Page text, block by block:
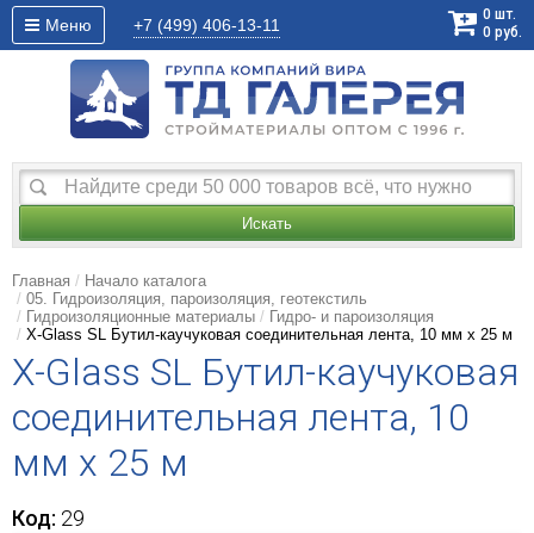
Меню +7 (499) 406-13-11
0 шт.
0 руб.
Искать
Главная
Начало каталога
05. Гидроизоляция, пароизоляция, геотекстиль
Гидроизоляционные материалы
Гидро- и пароизоляция
X-Glass SL Бутил-каучуковая соединительная лента, 10 мм х 25 м
X-Glass SL Бутил-каучуковая
соединительная лента, 10
мм х 25 м
Код: 29